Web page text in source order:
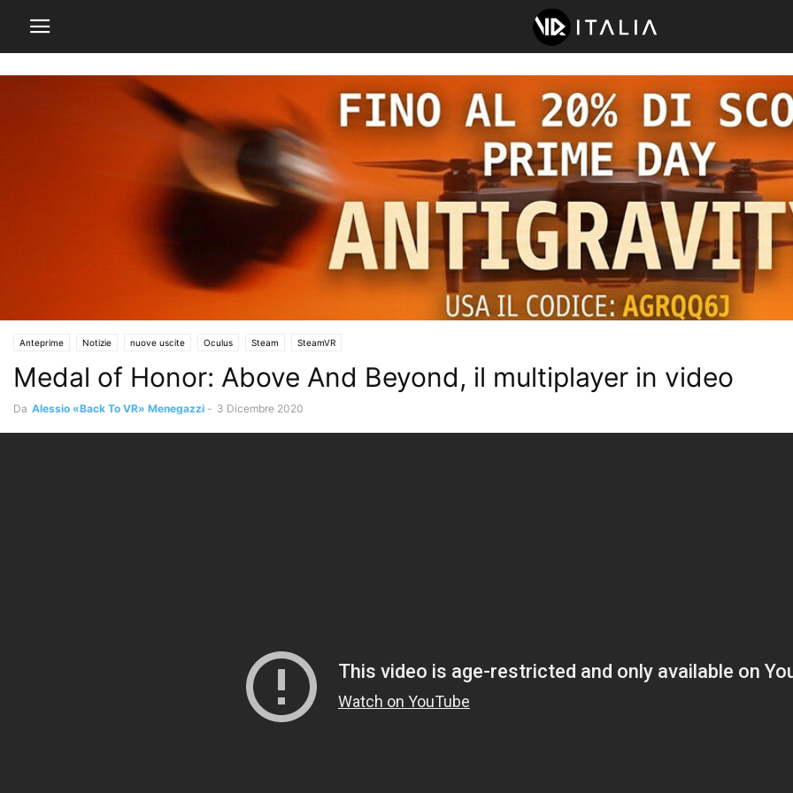
Anteprime Notizie nuove uscite Oculus Steam SteamVR
Medal of Honor: Above And Beyond, il multiplayer in video
Da Alessio «Back To VR» Menegazzi - 3 Dicembre 2020